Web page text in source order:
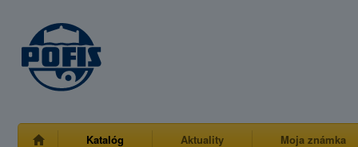
Katalóg Aktuality Moja známka